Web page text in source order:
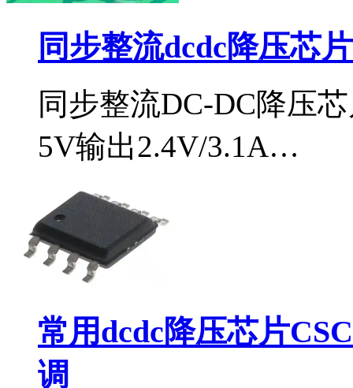
同步整流dcdc降压芯
同步整流DC-DC降压
5V输出2.4V/3.1A…
常用dcdc降压芯片
调